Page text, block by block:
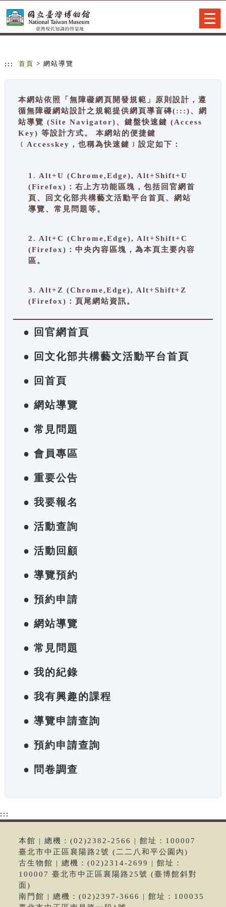
::: 首頁 > 網站導覽
本網站依照「無障礙網頁開發規範」原則設計，遵
循無障礙網站設計之規範提供網頁導盲磚(:::)、網
站導覽 (Site Navigator)、鍵盤快速鍵 (Access
Key) 等設計方式。 本網站的便捷鍵
﹝Accesskey，也稱為快速鍵﹞設定如下：
1. Alt+U (Chrome,Edge), Alt+Shift+U
(Firefox)：右上方功能區塊，包括回官網首
頁、回文化部共構藝文活動平台首頁、網站
導覽、常見問題等。
2. Alt+C (Chrome,Edge), Alt+Shift+C
(Firefox)：中央內容區塊，為本頁主要內容
區。
3. Alt+Z (Chrome,Edge), Alt+Shift+Z
(Firefox)：頁尾網站資訊。
● 回官網首頁
● 回文化部共構藝文活動平台首頁
● 回首頁
● 網站導覽
● 常見問題
● 會員專區
● 重要公告
● 我要報名
● 活動查詢
● 活動回顧
● 導覽預約
● 預約申請
● 網站導覽
● 常見問題
● 我的紀錄
● 我有興趣的課程
● 導覽申請查詢
● 預約申請查詢
● 問卷調查
:::
本館 | 總機：(02)2382-2566 | 館址：100007
臺北市中正區襄陽路2號 (二二八和平公園內)
古生物館 | 總機：(02)2314-2699 | 館址：
100007 臺北市中正區襄陽路25號 (臺博館斜對
面)
南門館 | 總機：(02)2397-3666 | 館址：100035